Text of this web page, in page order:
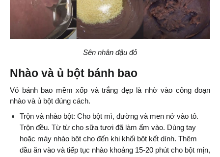
Sên nhân đậu đỏ
Nhào và ủ bột bánh bao
Vỏ bánh bao mềm xốp và trắng đẹp là nhờ vào công đoạn
nhào và ủ bột đúng cách.
Trộn và nhào bột: Cho bột mì, đường và men nở vào tô.
Trộn đều. Từ từ cho sữa tươi đã làm ấm vào. Dùng tay
hoặc máy nhào bột cho đến khi khối bột kết dính. Thêm
dầu ăn vào và tiếp tục nhào khoảng 15-20 phút cho bột mịn,